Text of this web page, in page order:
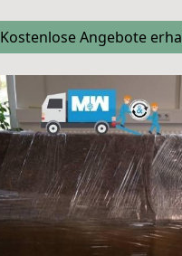
Kostenlose Angebote